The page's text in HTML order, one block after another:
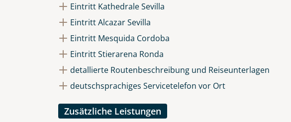
Eintritt Kathedrale Sevilla
Eintritt Alcazar Sevilla
Eintritt Mesquida Cordoba
Eintritt Stierarena Ronda
detallierte Routenbeschreibung und Reiseunterlagen
deutschsprachiges Servicetelefon vor Ort
Zusätzliche Leistungen